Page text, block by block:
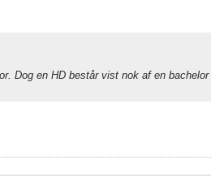
Dog en HD består vist nok af en